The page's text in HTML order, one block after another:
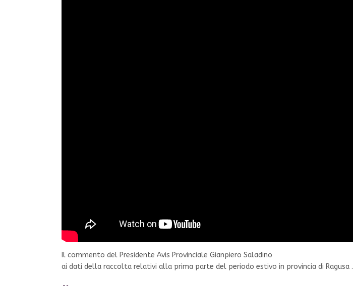
Il commento del Presidente Avis Provinciale Gianpiero Saladino
ai dati della raccolta relativi alla prima parte del periodo estivo in provincia di Ragusa .